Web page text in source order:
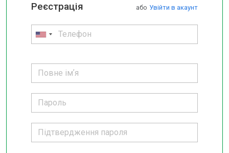
або Увійти в акаунт
Реєстрація